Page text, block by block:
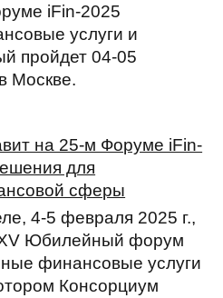
iFin-2025
услуги и
пройдет 04-05
Москве.
на 25-м Форуме iFin-
для
сферы
4-5 февраля 2025 г.,
Юбилейный форум
финансовые услуги
Консорциум